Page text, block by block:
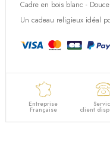
Cadre en bois blanc -
Un cadeau religieux idéal
Entreprise
Française client